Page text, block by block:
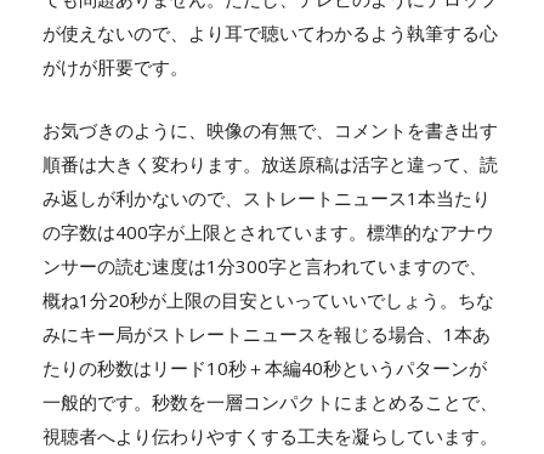
が使えないので、より耳で聴いてわかるよう執筆する心
がけが肝要です。
お気づきのように、映像の有無で、コメントを書き出す
順番は大きく変わります。放送原稿は活字と違って、読
み返しが利かないので、ストレートニュース1本当たり
の字数は400字が上限とされています。標準的なアナウ
ンサーの読む速度は1分300字と言われていますので、
概ね1分20秒が上限の目安といっていいでしょう。ちな
みにキー局がストレートニュースを報じる場合、1本あ
たりの秒数はリード10秒＋本編40秒というパターンが
一般的です。秒数を一層コンパクトにまとめることで、
視聴者へより伝わりやすくする工夫を凝らしています。